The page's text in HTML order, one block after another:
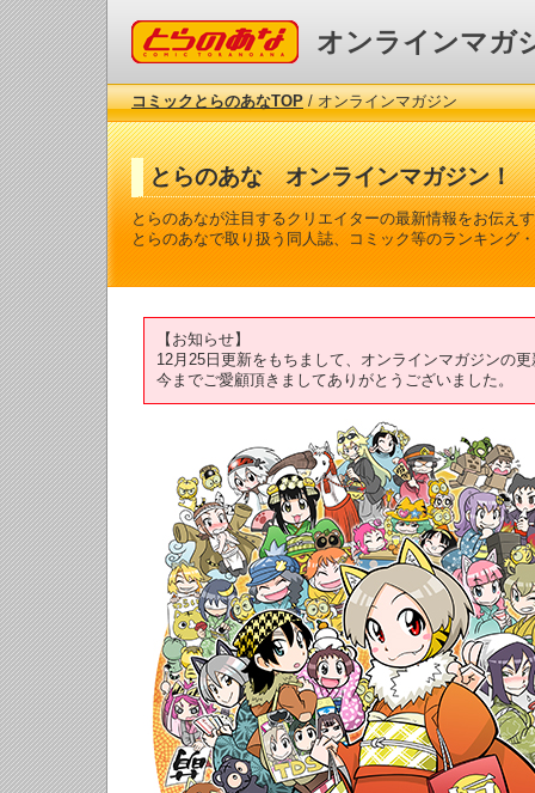
コミックとらのあな オンラインマガ
コミックとらのあなTOP/ オンラインマガジン
とらのあな オンラインマガジン！
とらのあなが注目するクリエイターの最新情報をお伝え
とらのあなで取り扱う同人誌、コミック等のランキング
【お知らせ】
12月25日更新をもちまして、オンラインマガジンの
今までご愛顧頂きましてありがとうございました。